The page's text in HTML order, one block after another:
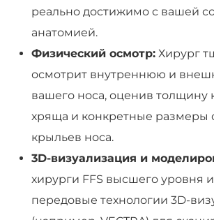
реально достижимо с вашей
анатомией.
Физический осмотр: Хирург
осмотрит внутреннюю и
вашего носа, оценив толщину
хряща и конкретные размеры
крыльев носа.
3D-визуализация и
хирурги FFS высшего уровня
передовые технологии 3D-